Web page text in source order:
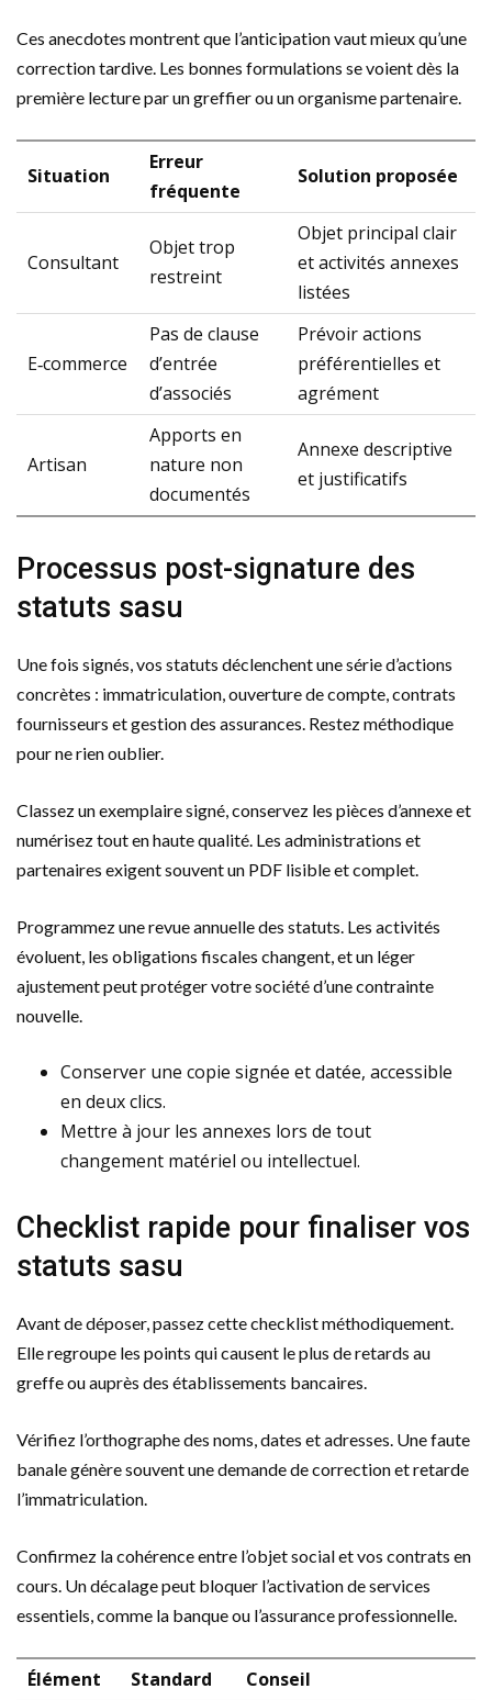
Ces anecdotes montrent que l’anticipation vaut mieux qu’une
correction tardive. Les bonnes formulations se voient dès la
première lecture par un greffier ou un organisme partenaire.
Situation
Erreur
fréquente
Solution proposée
Consultant
Objet trop
restreint
Objet principal clair
et activités annexes
listées
E‑commerce
Pas de clause
d’entrée
d’associés
Prévoir actions
préférentielles et
agrément
Artisan
Apports en
nature non
documentés
Annexe descriptive
et justificatifs
Processus post-signature des
statuts sasu
Une fois signés, vos statuts déclenchent une série d’actions
concrètes : immatriculation, ouverture de compte, contrats
fournisseurs et gestion des assurances. Restez méthodique
pour ne rien oublier.
Classez un exemplaire signé, conservez les pièces d’annexe et
numérisez tout en haute qualité. Les administrations et
partenaires exigent souvent un PDF lisible et complet.
Programmez une revue annuelle des statuts. Les activités
évoluent, les obligations fiscales changent, et un léger
ajustement peut protéger votre société d’une contrainte
nouvelle.
Conserver une copie signée et datée, accessible
en deux clics.
Mettre à jour les annexes lors de tout
changement matériel ou intellectuel.
Checklist rapide pour finaliser vos
statuts sasu
Avant de déposer, passez cette checklist méthodiquement.
Elle regroupe les points qui causent le plus de retards au
greffe ou auprès des établissements bancaires.
Vérifiez l’orthographe des noms, dates et adresses. Une faute
banale génère souvent une demande de correction et retarde
l’immatriculation.
Confirmez la cohérence entre l’objet social et vos contrats en
cours. Un décalage peut bloquer l’activation de services
essentiels, comme la banque ou l’assurance professionnelle.
Élément Standard Conseil